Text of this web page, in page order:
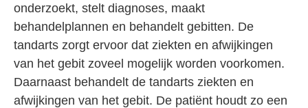
onderzoekt, stelt diagnoses, maakt
behandelplannen en behandelt gebitten. De
tandarts zorgt ervoor dat ziekten en afwijkingen
van het gebit zoveel mogelijk worden voorkomen.
Daarnaast behandelt de tandarts ziekten en
afwijkingen van het gebit. De patiënt houdt zo een